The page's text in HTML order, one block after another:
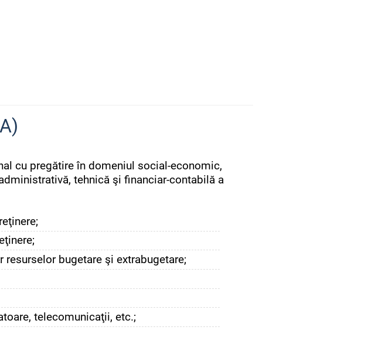
cu pregătire în domeniul social-economic,
tehnică şi financiar-contabilă a
bugetare şi extrabugetare;
telecomunicaţii, etc.;